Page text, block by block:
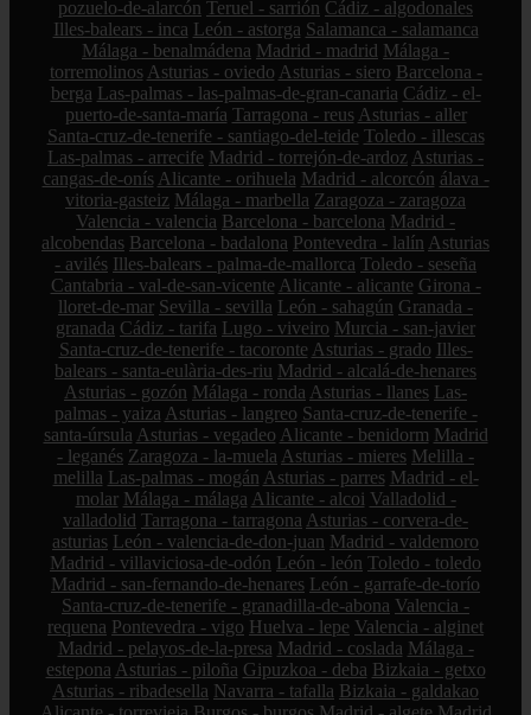
pozuelo-de-alarcón Teruel - sarrión Cádiz - algodonales
Illes-balears - inca León - astorga Salamanca - salamanca
Málaga - benalmádena Madrid - madrid Málaga -
torremolinos Asturias - oviedo Asturias - siero Barcelona -
berga Las-palmas - las-palmas-de-gran-canaria Cádiz - el-
puerto-de-santa-maría Tarragona - reus Asturias - aller
Santa-cruz-de-tenerife - santiago-del-teide Toledo - illescas
Las-palmas - arrecife Madrid - torrejón-de-ardoz Asturias -
cangas-de-onís Alicante - orihuela Madrid - alcorcón álava -
vitoria-gasteiz Málaga - marbella Zaragoza - zaragoza
Valencia - valencia Barcelona - barcelona Madrid -
alcobendas Barcelona - badalona Pontevedra - lalín Asturias
- avilés Illes-balears - palma-de-mallorca Toledo - seseña
Cantabria - val-de-san-vicente Alicante - alicante Girona -
lloret-de-mar Sevilla - sevilla León - sahagún Granada -
granada Cádiz - tarifa Lugo - viveiro Murcia - san-javier
Santa-cruz-de-tenerife - tacoronte Asturias - grado Illes-
balears - santa-eulària-des-riu Madrid - alcalá-de-henares
Asturias - gozón Málaga - ronda Asturias - llanes Las-
palmas - yaiza Asturias - langreo Santa-cruz-de-tenerife -
santa-úrsula Asturias - vegadeo Alicante - benidorm Madrid
- leganés Zaragoza - la-muela Asturias - mieres Melilla -
melilla Las-palmas - mogán Asturias - parres Madrid - el-
molar Málaga - málaga Alicante - alcoi Valladolid -
valladolid Tarragona - tarragona Asturias - corvera-de-
asturias León - valencia-de-don-juan Madrid - valdemoro
Madrid - villaviciosa-de-odón León - león Toledo - toledo
Madrid - san-fernando-de-henares León - garrafe-de-torío
Santa-cruz-de-tenerife - granadilla-de-abona Valencia -
requena Pontevedra - vigo Huelva - lepe Valencia - alginet
Madrid - pelayos-de-la-presa Madrid - coslada Málaga -
estepona Asturias - piloña Gipuzkoa - deba Bizkaia - getxo
Asturias - ribadesella Navarra - tafalla Bizkaia - galdakao